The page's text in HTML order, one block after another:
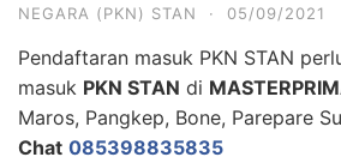
NEGARA (PKN) STAN
· 05/09/2021
Pendaftaran masuk PKN STAN
masuk PKN STAN di
Maros, Pangkep, Bone, Parepare
Chat 085398835835